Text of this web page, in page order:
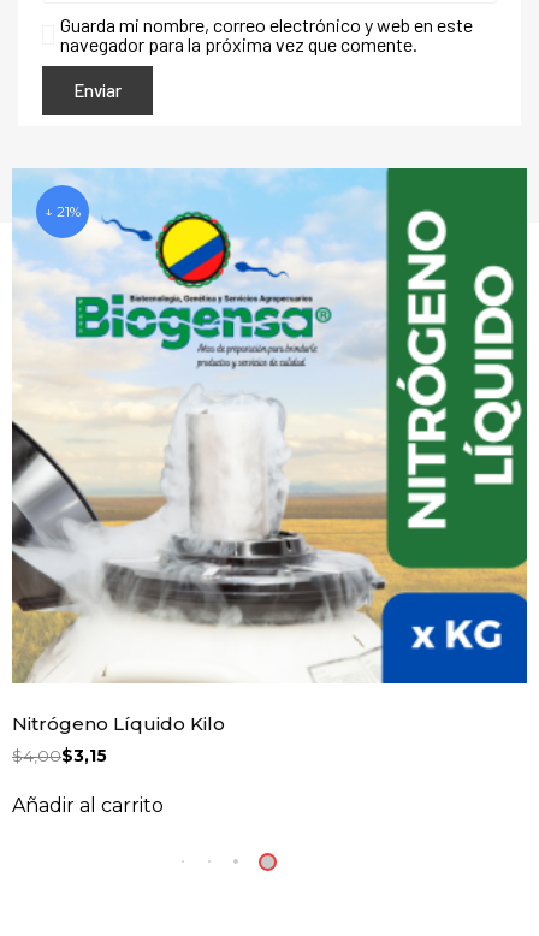
Guarda mi nombre, correo electrónico y web en este
navegador para la próxima vez que comente.
↓ 21%
Nitrógeno Líquido Kilo
$4,00$3,15
Añadir al carrito